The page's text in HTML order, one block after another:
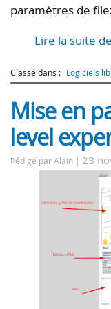
paramètres de
Lire la suite
Classé dans : Logiciels
Mise en
level
Rédigé par Alain 23